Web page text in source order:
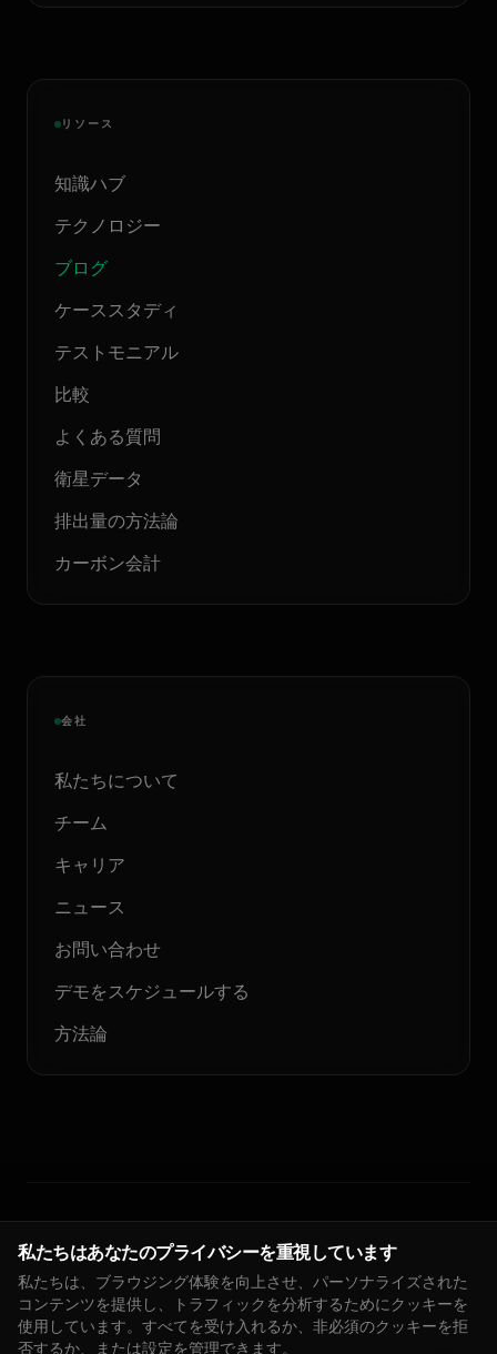
リソース
知識ハブ
テクノロジー
ブログ
ケーススタディ
テストモニアル
比較
よくある質問
衛星データ
排出量の方法論
カーボン会計
会社
私たちについて
チーム
キャリア
ニュース
お問い合わせ
デモをスケジュールする
方法論
© 2026 Floodlight. 無断転載を禁じます。
プライバシーポリシーサービス利用規約クッキーポリシーDPA
インプレッサム
クッキー設定 🇯🇵JA
私たちはあなたのプライバシーを重視しています
私たちは、ブラウジング体験を向上させ、パーソナライズされた
コンテンツを提供し、トラフィックを分析するためにクッキーを
使用しています。すべてを受け入れるか、非必須のクッキーを拒
否するか、または設定を管理できます。